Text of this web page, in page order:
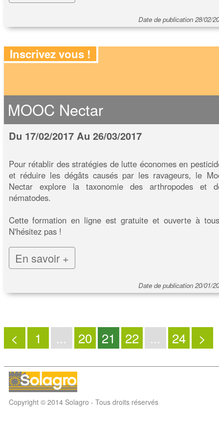
Date de publication 28/02/
Inscrivez vous !
MOOC Nectar
Du 17/02/2017 Au 26/03/2017
Pour rétablir des stratégies de lutte économes en
et réduire les dégâts causés par les ravageurs, le
Nectar explore la taxonomie des arthropodes et
nématodes.
Cette formation en ligne est gratuite et ouverte à
N'hésitez pas !
En savoir +
Date de publication 20/01/
< 1 ... 20 21 22 ... 24 >
Copyright © 2014 Solagro - Tous droits réservés